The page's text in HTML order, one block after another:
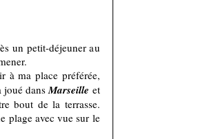
un petit-déjeuner au
à ma place préférée,
joué dansMarseille et
bout de la terrasse.
plage avec vue sur le